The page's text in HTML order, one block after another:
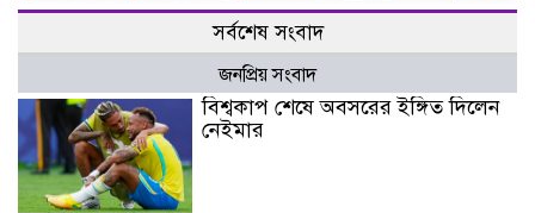
সর্বশেষ সংবাদ
জনপ্রিয় সংবাদ
বিশ্বকাপ শেষে অবসরের ইঙ্গিত দিলেন
নেইমার